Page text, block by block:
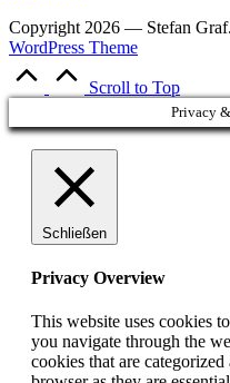
Copyright 2026 — Stefan
WordPress Theme
Scroll to Top
Privacy
Schließen
Privacy Overview
This website uses cookies
you navigate through the
cookies that are